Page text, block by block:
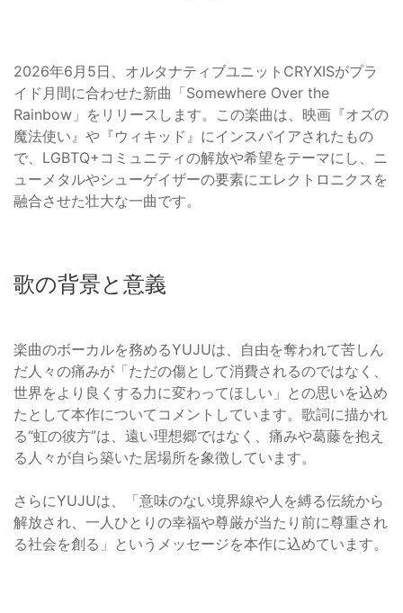
2026年6月5日、オルタナティブユニットCRYXISがプラ
イド月間に合わせた新曲「Somewhere Over the
Rainbow」をリリースします。この楽曲は、映画『オズの
魔法使い』や『ウィキッド』にインスパイアされたもの
で、LGBTQ+コミュニティの解放や希望をテーマにし、ニ
ューメタルやシューゲイザーの要素にエレクトロニクスを
融合させた壮大な一曲です。
歌の背景と意義
楽曲のボーカルを務めるYUJUは、自由を奪われて苦しん
だ人々の痛みが「ただの傷として消費されるのではなく、
世界をより良くする力に変わってほしい」との思いを込め
たとして本作についてコメントしています。歌詞に描かれ
る“虹の彼方”は、遠い理想郷ではなく、痛みや葛藤を抱え
る人々が自ら築いた居場所を象徴しています。
さらにYUJUは、「意味のない境界線や人を縛る伝統から
解放され、一人ひとりの幸福や尊厳が当たり前に尊重され
る社会を創る」というメッセージを本作に込めています。